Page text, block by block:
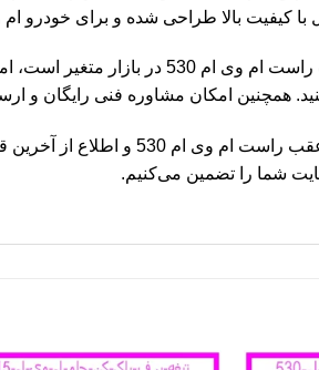
بالا طراحی شده و برای خودرو ام وی ام 530 کاملاً
قیمت قفل درب عقب راست ام وی
همچنین امکان مشاوره فنی رایگان و
برای خرید قفل درب عقب
شما را تضمین می‌کنیم.